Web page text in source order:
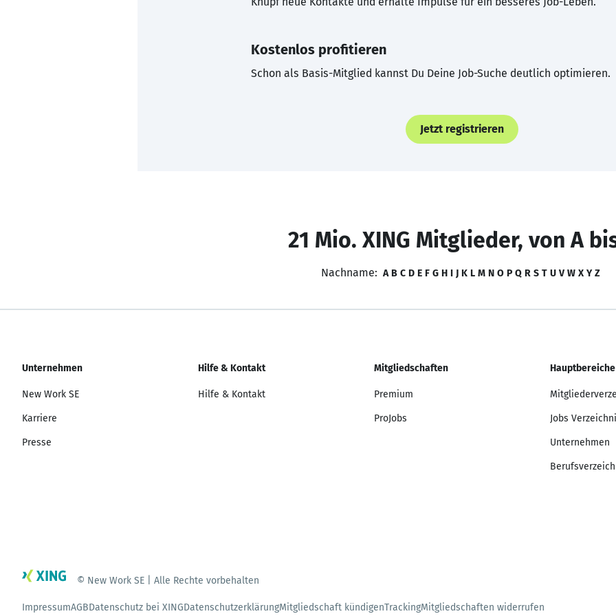
Kostenlos profitieren
Schon als Basis-Mitglied kannst Du Deine Job-Suche deutlich optimieren.
Jetzt registrieren
21 Mio. XING Mitglieder, von A
Nachname: A B C D E F G H I J K L M N O P Q R S T U V W X Y Z
Unternehmen
New Work SE
Karriere
Presse
Hilfe & Kontakt
Hilfe & Kontakt
Mitgliedschaften
Premium
ProJobs
Hauptbereiche
Jobs
Unternehmen
© New Work SE | Alle Rechte vorbehalten
ImpressumAGBDatenschutz bei XINGDatenschutzerklärungMitgliedschaft kündigenTrackingMitgliedschaften widerrufen